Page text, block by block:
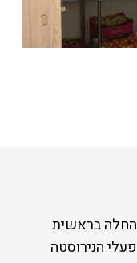
החלה בראשית
הנירוסטה